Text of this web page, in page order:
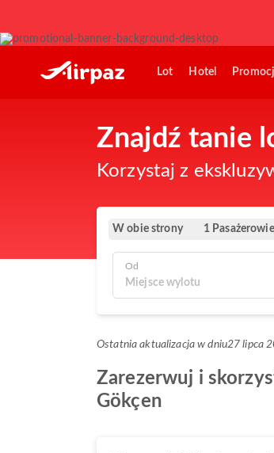
Lot Hotel
Znajdź tanie
Korzystaj z
W obie strony 1 Pasażerowie
Od
Ostatnia aktualizacja w dniu27 lipca
Zarezerwuj i
Gökçen